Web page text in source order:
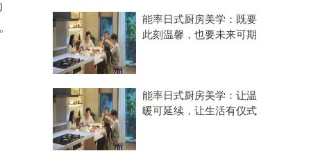
能率日式厨房美学：既要
此刻温馨，也要未来可期
能率日式厨房美学：让温
暖可延续，让生活有仪式